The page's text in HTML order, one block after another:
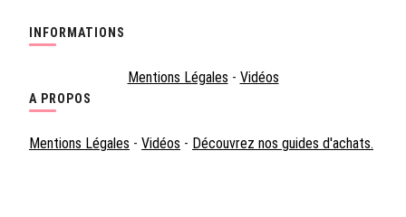
INFORMATIONS
Mentions Légales - Vidéos
A PROPOS
Mentions Légales - Vidéos - Découvrez nos guides d'achats.